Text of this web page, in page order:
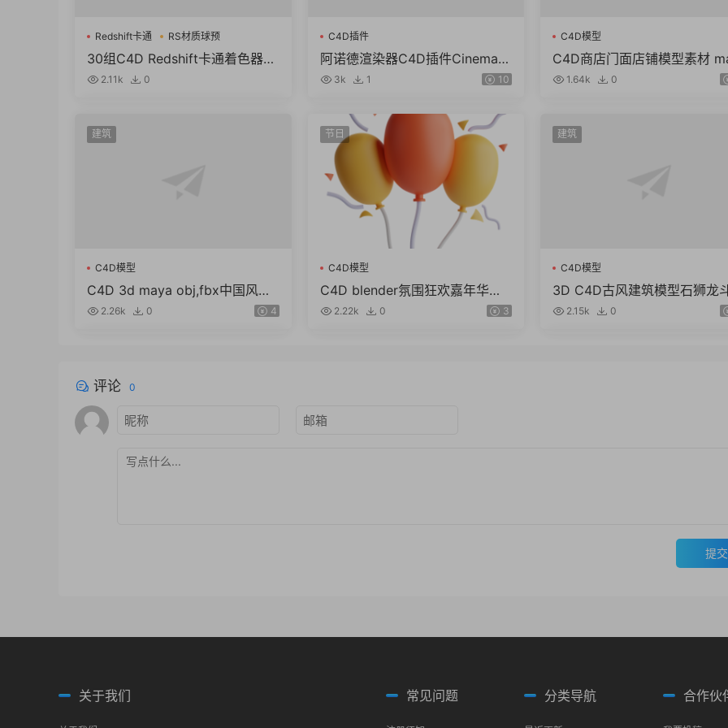
Redshift卡通 RS材质球预
30组C4D Redshift卡通着色器R
S材质球预设
2.11k 0
C4D插件
阿诺德渲染器C4D插件Cinema 4
D To Arnold v4.6.8.1 WIN/NoL
3k 1 10
C4D模型
C4D商店门面店铺模型素材
obj fbx ma KitBash3D
1.64k 0
建筑
C4D模型
C4D 3d maya obj,fbx中国风东
方古建筑临安长安城古城街道模
2.26k 0 4
节日
C4D模型
C4D blender氛围狂欢嘉年华锣
鼓棉花糖图标fbx obj模型素材pn
2.22k 0 3
建筑
C4D模型
3D C4D古风建筑模型石狮龙
篷石头酒壶木屐蟾蜍 obj zbp
2.15k 0
评论 0
提交
关于我们 常见问题 分类导航 合作伙